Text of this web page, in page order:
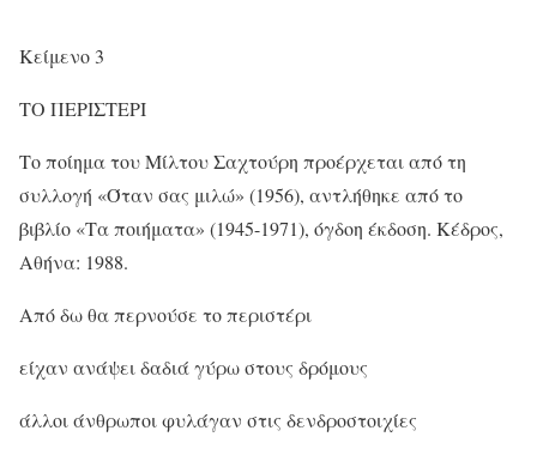
Κείμενο 3
ΤΟ ΠΕΡΙΣΤΕΡΙ
Το ποίημα του Μίλτου Σαχτούρη προέρχεται από τη
συλλογή «Όταν σας μιλώ» (1956), αντλήθηκε από το
βιβλίο «Τα ποιήματα» (1945-1971), όγδοη έκδοση. Κέδρος,
Αθήνα: 1988.
Από δω θα περνούσε το περιστέρι
είχαν ανάψει δαδιά γύρω στους δρόμους
άλλοι άνθρωποι φυλάγαν στις δενδροστοιχίες